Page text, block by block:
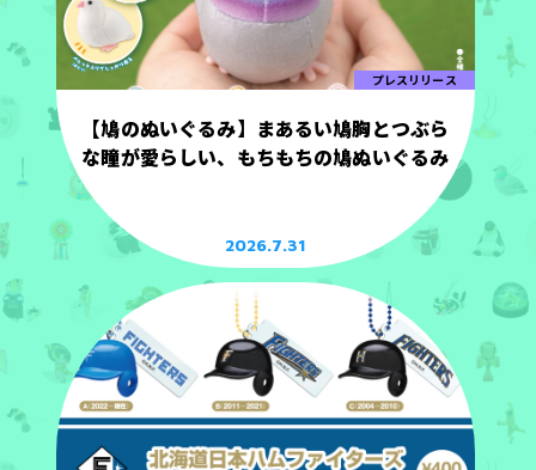
プレスリリース
【鳩のぬいぐるみ】まあるい鳩胸とつぶら
な瞳が愛らしい、もちもちの鳩ぬいぐるみ
2026.7.31